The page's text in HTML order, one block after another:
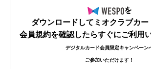
を
ダウンロードしてミオクラブカー
会員規約を確認したらすぐにご利用
デジタルカード会員限定キャンペーン
ご参加いただけます！